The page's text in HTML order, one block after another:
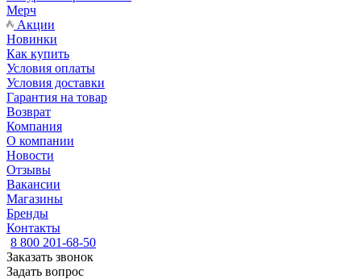
Мерч
Акции
Новинки
Как купить
Условия оплаты
Условия доставки
Гарантия на товар
Возврат
Компания
О компании
Новости
Отзывы
Вакансии
Магазины
Бренды
Контакты
8 800 201-68-50
Заказать звонок
Задать вопрос